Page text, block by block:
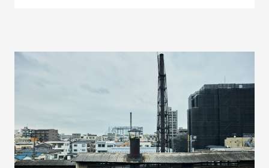
CO-CREATION
共創性